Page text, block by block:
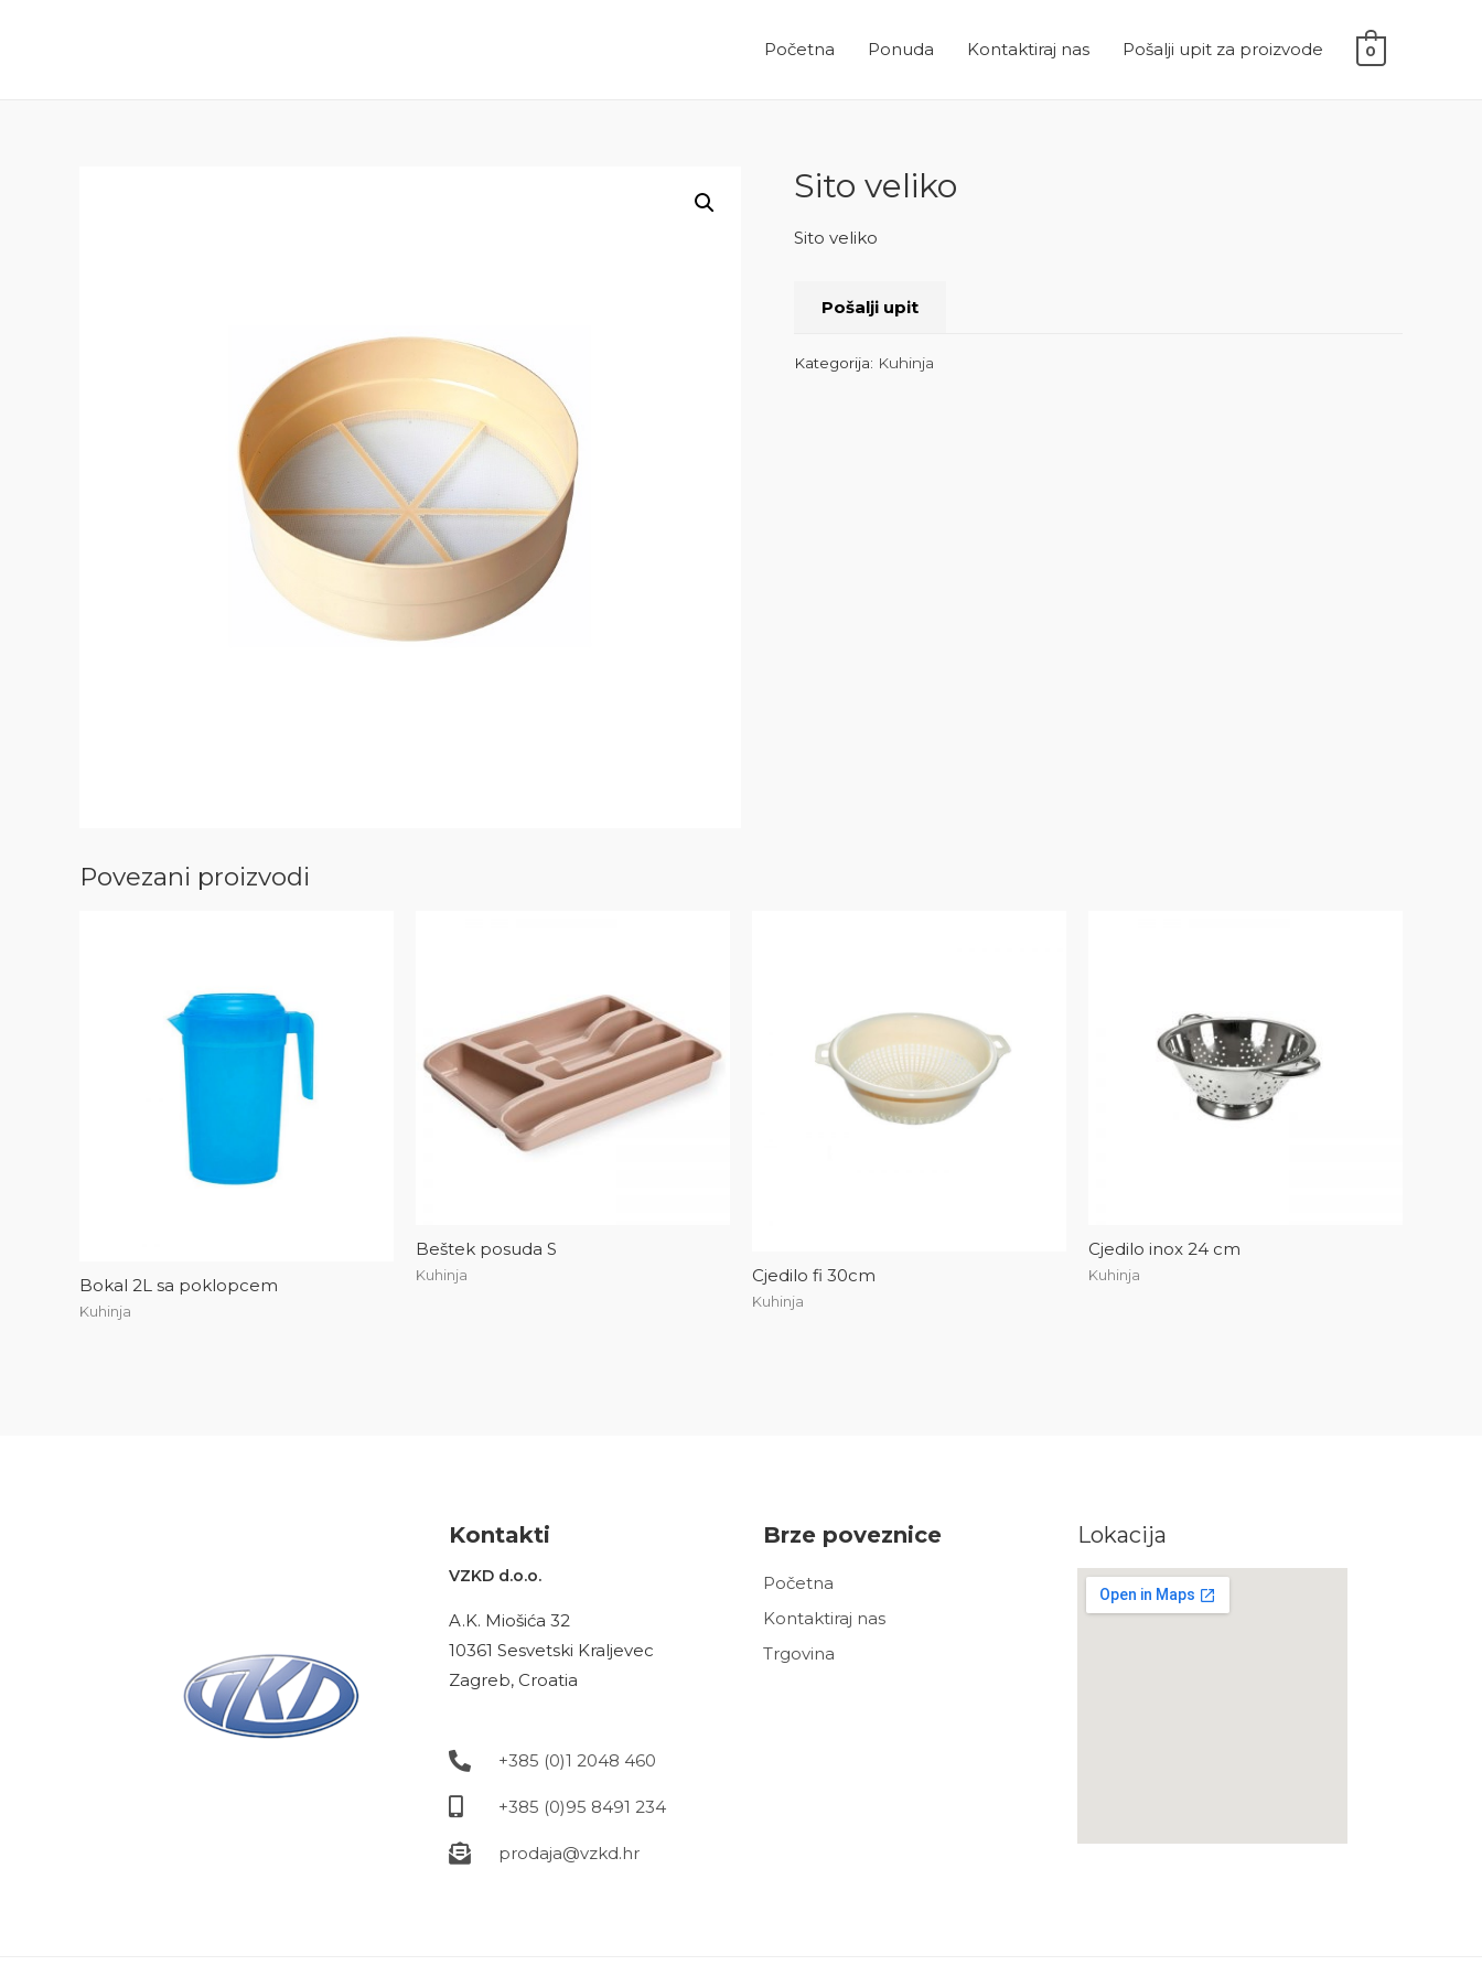
Početna Ponuda Kontaktiraj nas Pošalji upit za proizvode 0
Sito veliko
Sito veliko
Pošalji upit
Kategorija: Kuhinja
Povezani proizvodi
Bokal 2L sa poklopcem
Kuhinja
Beštek posuda S
Kuhinja Cjedilo fi 30cm
Kuhinja
Cjedilo inox 24 cm
Kuhinja
Kontakti
VZKD d.o.o.
A.K. Miošića 32
10361 Sesvetski Kraljevec
Zagreb, Croatia
+385 (0)1 2048 460
+385 (0)95 8491 234
prodaja@vzkd.hr
Brze poveznice
Početna
Kontaktiraj nas
Trgovina
Lokacija